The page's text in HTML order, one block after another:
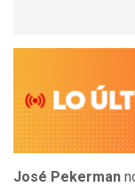
José Pekerman